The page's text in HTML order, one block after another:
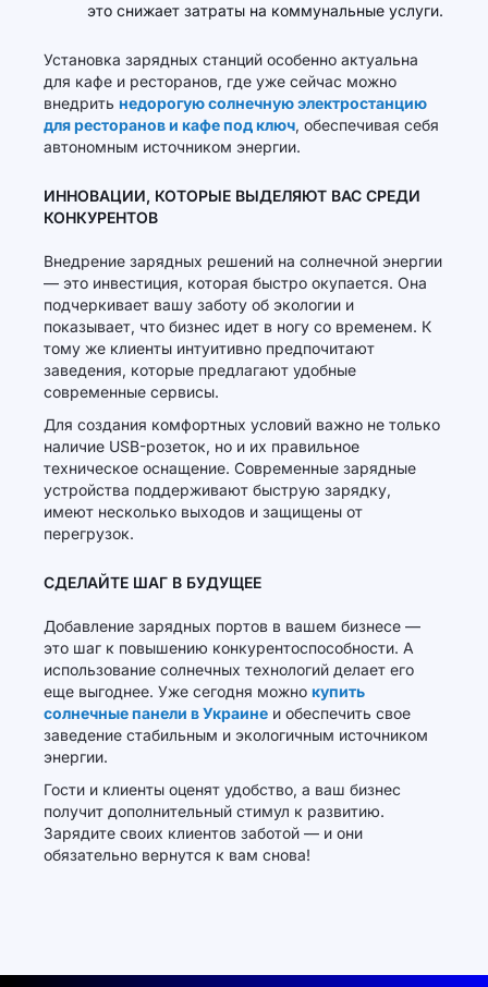
это снижает затраты на коммунальные услуги.
Установка зарядных станций особенно актуальна
для кафе и ресторанов, где уже сейчас можно
внедрить недорогую солнечную электростанцию
для ресторанов и кафе под ключ, обеспечивая себя
автономным источником энергии.
ИННОВАЦИИ, КОТОРЫЕ ВЫДЕЛЯЮТ ВАС СРЕДИ
КОНКУРЕНТОВ
Внедрение зарядных решений на солнечной энергии
— это инвестиция, которая быстро окупается. Она
подчеркивает вашу заботу об экологии и
показывает, что бизнес идет в ногу со временем. К
тому же клиенты интуитивно предпочитают
заведения, которые предлагают удобные
современные сервисы.
Для создания комфортных условий важно не только
наличие USB-розеток, но и их правильное
техническое оснащение. Современные зарядные
устройства поддерживают быструю зарядку,
имеют несколько выходов и защищены от
перегрузок.
СДЕЛАЙТЕ ШАГ В БУДУЩЕЕ
Добавление зарядных портов в вашем бизнесе —
это шаг к повышению конкурентоспособности. А
использование солнечных технологий делает его
еще выгоднее. Уже сегодня можно купить
солнечные панели в Украине и обеспечить свое
заведение стабильным и экологичным источником
энергии.
Гости и клиенты оценят удобство, а ваш бизнес
получит дополнительный стимул к развитию.
Зарядите своих клиентов заботой — и они
обязательно вернутся к вам снова!